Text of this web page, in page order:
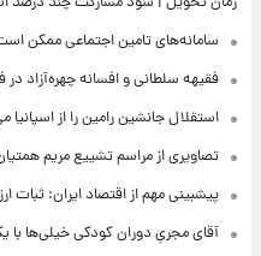
سامانه‌های تامین اجتماعی ممکن
فقیهه سلطانی و افسانه چهره‌آزاد در
استقلال جانشین رامین را از اسپانیا
تصاویری از مراسم تشییع مریم
پیشبینی مهم از اقتصاد ایران: ثبات
آقای مجریِ دوران کودکی خیلی‌ها با